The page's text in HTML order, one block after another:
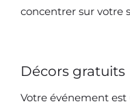
concentrer sur votre
Décors gratuits
Votre événement